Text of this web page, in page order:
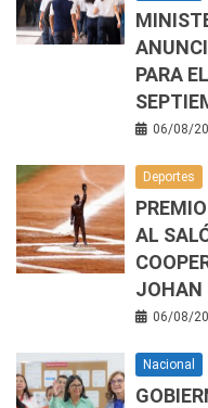
PARA
06/08/
Deportes
AL
JOHAN
06/08/
Nacional